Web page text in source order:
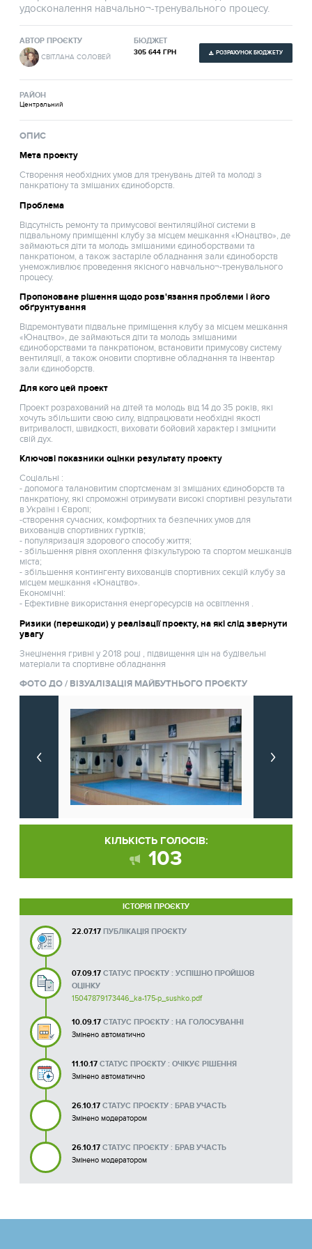
удосконалення навчально¬-тренувального процесу.
АВТОР ПРОЄКТУ
СВІТЛАНА СОЛОВЕЙ
БЮДЖЕТ
305 644 ГРН РОЗРАХУНОК БЮДЖЕТУ
РАЙОН
Центральний
ОПИС
Мета проекту
Створення необхідних умов для тренувань дітей та молоді з
панкратіону та змішаних єдиноборств.
Проблема
Відсутність ремонту та примусової вентиляційної системи в
підвальному приміщенні клубу за місцем мешкання «Юнацтво», де
займаються діти та молодь змішаними єдиноборствами та
панкратіоном, а також застаріле обладнання зали єдиноборств
унеможливлює проведення якісного навчально¬-тренувального
процесу.
Пропоноване рішення щодо розв'язання проблеми і його
обґрунтування
Відремонтувати підвальне приміщення клубу за місцем мешкання
«Юнацтво», де займаються діти та молодь змішаними
єдиноборствами та панкратіоном, встановити примусову систему
вентиляції, а також оновити спортивне обладнання та інвентар
зали єдиноборств.
Для кого цей проект
Проект розрахований на дітей та молодь від 14 до 35 років, які
хочуть збільшити свою силу, відпрацювати необхідні якості
витривалості, швидкості, виховати бойовий характер і зміцнити
свій дух.
Ключові показники оцінки результату проекту
Соціальні :
- допомога талановитим спортсменам зі змішаних єдиноборств та
панкратіону, які спроможні отримувати високі спортивні результати
в Україні і Європі;
-створення сучасних, комфортних та безпечних умов для
вихованців спортивних гуртків;
- популяризація здорового способу життя;
- збільшення рівня охоплення фізкультурою та спортом мешканців
міста;
- збільшення контингенту вихованців спортивних секцій клубу за
місцем мешкання «Юнацтво».
Економічні:
- Ефективне використання енергоресурсів на освітлення .
Ризики (перешкоди) у реалізації проекту, на які слід звернути
увагу
Знецінення гривні у 2018 році , підвищення цін на будівельні
матеріали та спортивне обладнання
ФОТО ДО / ВІЗУАЛІЗАЦІЯ МАЙБУТНЬОГО ПРОЄКТУ
КІЛЬКІСТЬ ГОЛОСІВ:
103
ІСТОРІЯ ПРОЄКТУ
22.07.17 ПУБЛІКАЦІЯ ПРОЄКТУ
07.09.17 СТАТУС ПРОЄКТУ : УСПІШНО ПРОЙШОВ
ОЦІНКУ
15047879173446_ka-175-p_sushko.pdf
10.09.17 СТАТУС ПРОЄКТУ : НА ГОЛОСУВАННІ
Змінено автоматично
11.10.17 СТАТУС ПРОЄКТУ : ОЧІКУЄ РІШЕННЯ
Змінено автоматично
26.10.17 СТАТУС ПРОЄКТУ : БРАВ УЧАСТЬ
Змінено модератором
26.10.17 СТАТУС ПРОЄКТУ : БРАВ УЧАСТЬ
Змінено модератором